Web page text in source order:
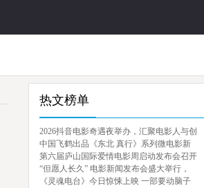
热文榜单
2026抖音电影奇遇夜举办，汇聚电影人与创
中国飞鹤出品《东北 真行》系列微电影新
第六届庐山国际爱情电影周启动发布会召开
“但愿人长久” 电影新闻发布会盛大举行，
《灵魂电台》今日惊悚上映 一部要动脑子